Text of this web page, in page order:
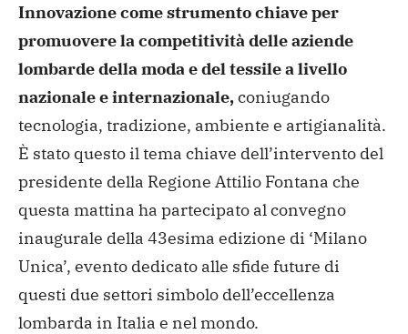
Innovazione come strumento chiave per
promuovere la competitività delle aziende
lombarde della moda e del tessile a livello
nazionale e internazionale,coniugando
tecnologia, tradizione, ambiente e artigianalità.
È stato questo il tema chiave dell’intervento del
presidente della Regione Attilio Fontana che
questa mattina ha partecipato al convegno
inaugurale della 43esima edizione di ‘Milano
Unica’, evento dedicato alle sfide future di
questi due settori simbolo dell’eccellenza
lombarda in Italia e nel mondo.